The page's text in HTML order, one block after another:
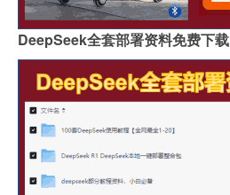
DeepSeek全套部署资料免费下载